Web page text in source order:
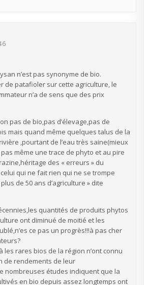
n’est pas synonyme de bio.
de patafioler sur cette agriculture, le
n’a de sens que des prix
pas de bio,pas d’élevage,pas de
mais quand même quelques talus de la
,pourtant de l’eau très saine(mieux
même une trace de phyto et au pire
des « erreurs » du
celui qui ne fait rien qui ne se trompe
de 50 ans d’agriculture » dite
quantités de produits phytos
ont diminué de moitié et les
ce pas un progrès!!!à pas cher
les rares bios de la région n’ont connu
de rendements de leur
nombreuses études indiquent que la
en bio depuis assez longtemps ont